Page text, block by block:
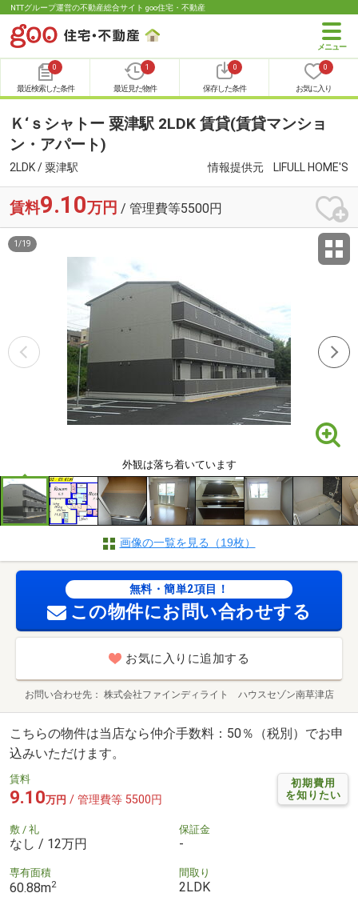
NTTグループ運営の不動産総合サイト goo住宅・不動産
0
最近検索した条件
1
最近見た物件
0
保存した条件
0
お気に入り
Ｋ‘ｓシャトー 粟津駅 2LDK 賃貸(賃貸マンショ
ン・アパート)
2LDK / 粟津駅 情報提供元 LIFULL HOME'S
賃料9.10万円 / 管理費等5500円
外観は落ち着いています
1 /19
画像の一覧を見る（19枚）
無料・簡単2項目！
この物件にお問い合わせする
お気に入りに追加する
お問い合わせ先 株式会社ファインディライト ハウスセゾン南草津店
こちらの物件は当店なら仲介手数料：50％（税別）でお申
込みいただけます。
初期費用
を知りたい
賃料
9.10万円 / 管理費等 5500円
敷 / 礼
なし / 12万円
保証金
-
専有面積
60.88m2
間取り
2LDK